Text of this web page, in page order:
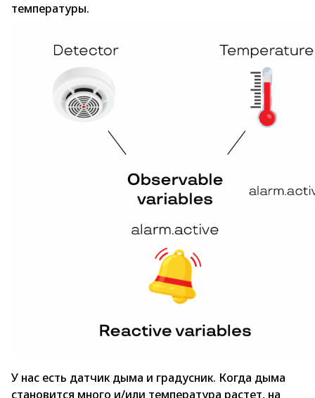
температуры.
У нас есть датчик дыма и градусник. Когда дыма
становится много и/или температура растет, на